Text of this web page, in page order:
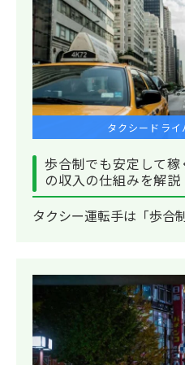
タクシードラ
歩合制でも安定して
の収入の仕組みを解説
タクシー運転手は「歩合